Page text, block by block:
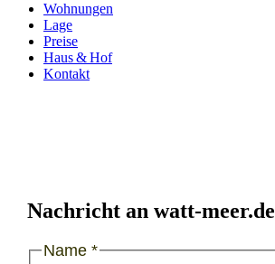
Wohnungen
Lage
Preise
Haus & Hof
Kontakt
Nachricht an watt-meer.de
Name *